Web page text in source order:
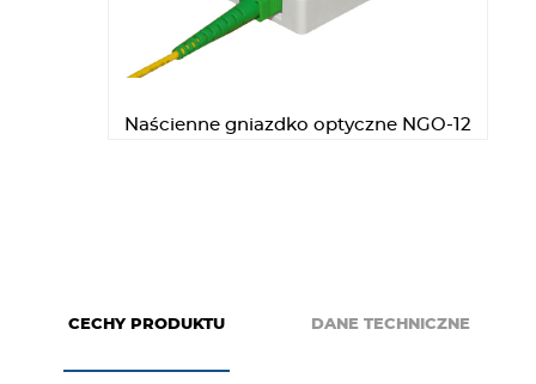
Naścienne gniazdko optyczne NGO-12
CECHY PRODUKTU DANE TECHNICZNE